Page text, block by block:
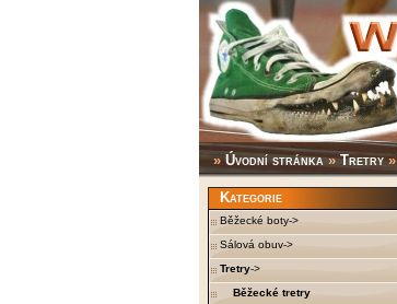
» Úvodní stránka»Tretry»
Kategorie
Běžecké boty->
Sálová obuv->
Tretry->
Běžecké tretry